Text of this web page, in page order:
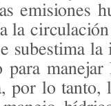
emisiones
la
subestima
para
por lo tanto,